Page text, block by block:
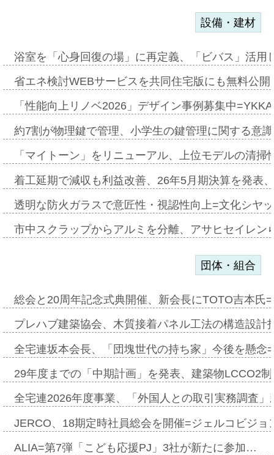
設備・建材
浴室を「心身回復の場」に再定義、「ビバス」活
省エネ検討WEBサービスを共同住宅版にも無料公
「性能向上リノベ2026」デザイン事例募集中
約7割が物理鍵で管理、小学生の鍵管理に関する意
「マイトーン」をリニューアル、上位モデルの清
着工延期で減収も利益改善、26年5月期決算を発表
透明な防火ガラスで意匠性・視認性向上=文化シヤ
市中スクラップからアルミを分離、アサヒセイレ
団体・組合
総会と20周年記念式典開催、新会長にTOTO吉本氏
プレハブ建築協会、木質接着パネル工法の構造設
全宅連坂本会長、「団塊世代の持ち家」今後を懸
29年度までの「中期計画」を発表、建築物LCCO2
全宅連2026年度事業、「外国人との取引実務調査
JERCO、18期定時社員総会を開催=ジェルコビジ
ALIA=第7弾「こども応援PJ」3社が新たに参加…